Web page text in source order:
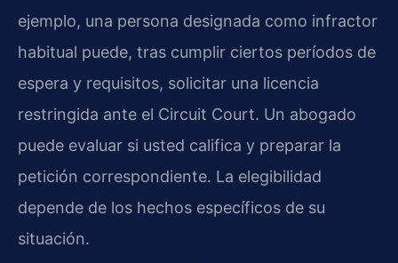
ejemplo, una persona designada como infractor
habitual puede, tras cumplir ciertos períodos de
espera y requisitos, solicitar una licencia
restringida ante el Circuit Court. Un abogado
puede evaluar si usted califica y preparar la
petición correspondiente. La elegibilidad
depende de los hechos específicos de su
situación.